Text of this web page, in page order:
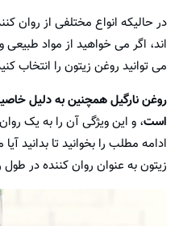
در حالیکه انواع مختلفی از روان
اند، اگر می خواهید از مواد طبیعی
می توانید روغن زیتون را انتخاب
روغن نارگیل همچنین به دلیل
است، و این ویژگی آن را به یک
ادامه مطلب را بخوانید تا بدانید
زیتون به عنوان روان کننده در